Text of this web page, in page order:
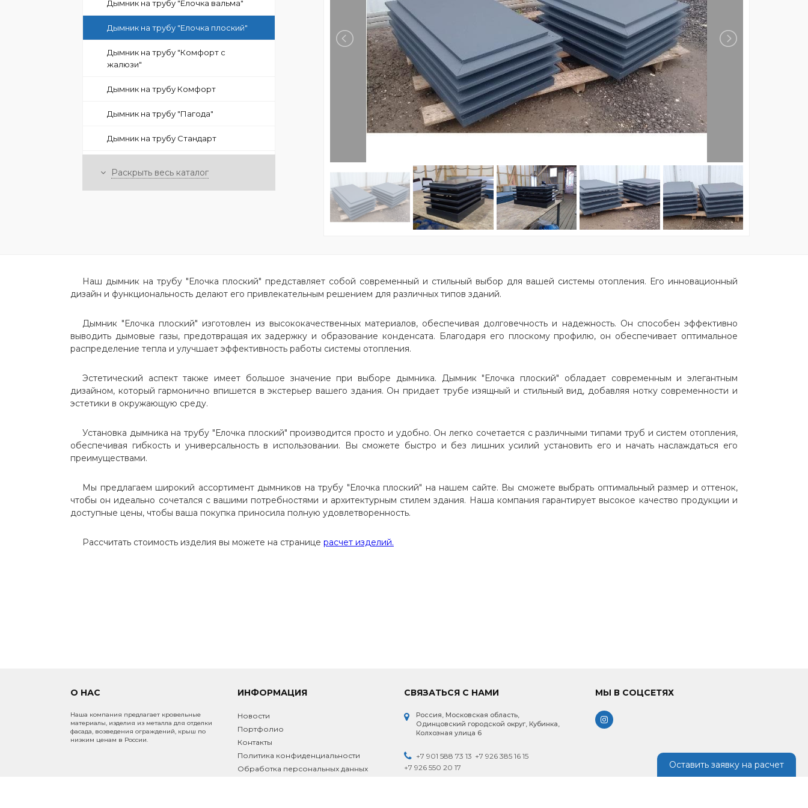
Дымник на трубу "Елочка вальма"
Дымник на трубу "Елочка плоский"
Дымник на трубу "Комфорт с
жалюзи"
Дымник на трубу Комфорт
Дымник на трубу "Пагода"
Дымник на трубу Стандарт
Колпаки на столб
+
Зонты вытяжные
СОФИТЫ
ЭЛЕМЕНТЫ БЕЗОПАСНОСТИ
ИЗОЛЯЦИОННЫЕ МАТЕРИАЛЫ
ВОДОСТОЧНЫЕ СИСТЕМЫ
ФАСАД
Раскрыть весь каталог
Наш дымник на трубу "Елочка плоский" представляет собой современный и стильный выбор для вашей системы отопления. Его инновационный
дизайн и функциональность делают его привлекательным решением для различных типов зданий.
Дымник "Елочка плоский" изготовлен из высококачественных материалов, обеспечивая долговечность и надежность. Он способен эффективно
выводить дымовые газы, предотвращая их задержку и образование конденсата. Благодаря его плоскому профилю, он обеспечивает оптимальное
распределение тепла и улучшает эффективность работы системы отопления.
Эстетический аспект также имеет большое значение при выборе дымника. Дымник "Елочка плоский" обладает современным и элегантным
дизайном, который гармонично впишется в экстерьер вашего здания. Он придает трубе изящный и стильный вид, добавляя нотку современности и
эстетики в окружающую среду.
Установка дымника на трубу "Елочка плоский" производится просто и удобно. Он легко сочетается с различными типами труб и систем отопления,
обеспечивая гибкость и универсальность в использовании. Вы сможете быстро и без лишних усилий установить его и начать наслаждаться его
преимуществами.
Мы предлагаем широкий ассортимент дымников на трубу "Елочка плоский" на нашем сайте. Вы сможете выбрать оптимальный размер и оттенок,
чтобы он идеально сочетался с вашими потребностями и архитектурным стилем здания. Наша компания гарантирует высокое качество продукции и
доступные цены, чтобы ваша покупка приносила полную удовлетворенность.
Рассчитать стоимость изделия вы можете на странице расчет изделий.
О НАС
Наша компания предлагает кровельные
материалы, изделия из металла для отделки
фасада, возведения ограждений, крыш по
низким ценам в России.
ИНФОРМАЦИЯ
Новости
Портфолио
Контакты
Политика конфиденциальности
Обработка персональных данных
СВЯЗАТЬСЯ С НАМИ
Россия, Московская область,
Одинцовский городской округ, Кубинка,
Колхозная улица 6
+7 901 588 73 13 +7 926 385 16 15
+7 926 550 20 17
МЫ В СОЦСЕТЯХ
Оставить заявку на расчет